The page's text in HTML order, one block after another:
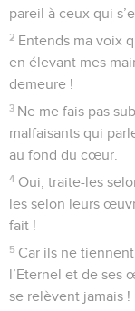
pareil à ceux qui
2 Entends ma voix
en élevant mes
demeure !
3 Ne me fais pas
malfaisants qui
au fond du cœur.
4 Oui, traite-les
les selon leurs
fait !
5 Car ils ne
l’Eternel et de ses
se relèvent jamais !